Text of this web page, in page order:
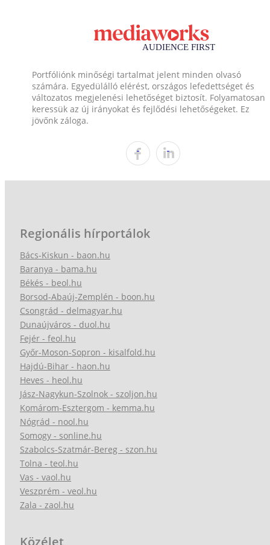
Portfóliónk minőségi tartalmat jelent minden olvasó
számára. Egyedülálló elérést, országos lefedettséget és
változatos megjelenési lehetőséget biztosít. Folyamatosan
keressük az új irányokat és fejlődési lehetőségeket. Ez
jövőnk záloga.
Regionális hírportálok
Bács-Kiskun - baon.hu
Baranya - bama.hu
Békés - beol.hu
Borsod-Abaúj-Zemplén - boon.hu
Csongrád - delmagyar.hu
Dunaújváros - duol.hu
Fejér - feol.hu
Győr-Moson-Sopron - kisalfold.hu
Hajdú-Bihar - haon.hu
Heves - heol.hu
Jász-Nagykun-Szolnok - szoljon.hu
Komárom-Esztergom - kemma.hu
Nógrád - nool.hu
Somogy - sonline.hu
Szabolcs-Szatmár-Bereg - szon.hu
Tolna - teol.hu
Vas - vaol.hu
Veszprém - veol.hu
Zala - zaol.hu
Közélet